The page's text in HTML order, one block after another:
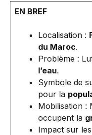
EN BREF
Localisation :
du Maroc.
Problème :
l’eau.
Symbole de
pour la
Mobilisation :
occupent la
Impact sur